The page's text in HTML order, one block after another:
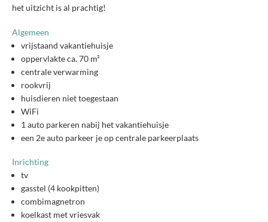
het uitzicht is al prachtig!
Algemeen
vrijstaand vakantiehuisje
oppervlakte ca. 70 m²
centrale verwarming
rookvrij
huisdieren niet toegestaan
WiFi
1 auto parkeren nabij het vakantiehuisje
een 2e auto parkeer je op centrale parkeerplaats
Inrichting
tv
gasstel (4 kookpitten)
combimagnetron
koelkast met vriesvak